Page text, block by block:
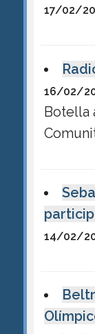
17/02/
16/02/
Botella
14/02/